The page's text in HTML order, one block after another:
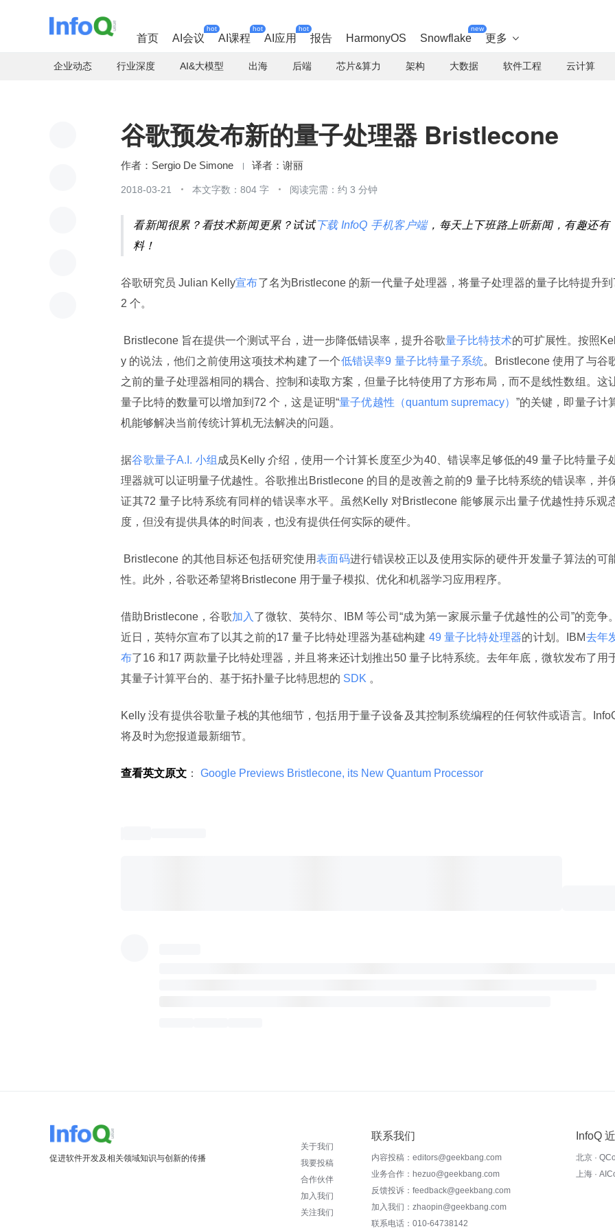
首页 AI会议
hot
AI课程
hot
AI应用
hot
报告 HarmonyOS Snowflake
new
更多 
企业动态 行业深度 AI&大模型 出海 后端 芯片&算力 架构 大数据 软件工程 云计算
谷歌预发布新的量子处理器 Bristlecone
Sergio De Simone 谢丽
2018-03-21 本文字数：804 字 阅读完需：约 3 分钟
看新闻很累？看技术新闻更累？试试下载 InfoQ 手机客户端，每天上下班路上听新闻，有趣还有
料！
谷歌研究员 Julian Kelly宣布了名为Bristlecone 的新一代量子处理器，将量子处理器的量子比特提升到
2 个。
Bristlecone 旨在提供一个测试平台，进一步降低错误率，提升谷歌量子比特技术的可扩展性。按照Kell
y 的说法，他们之前使用这项技术构建了一个低错误率9 量子比特量子系统。Bristlecone 使用了与谷
之前的量子处理器相同的耦合、控制和读取方案，但量子比特使用了方形布局，而不是线性数组。这
量子比特的数量可以增加到72 个，这是证明“量子优越性（quantum supremacy） ”的关键，即量子计
机能够解决当前传统计算机无法解决的问题。
据谷歌量子A.I. 小组 成员Kelly 介绍，使用一个计算长度至少为40、错误率足够低的49 量子比特量子
理器就可以证明量子优越性。谷歌推出Bristlecone 的目的是改善之前的9 量子比特系统的错误率，并
证其72 量子比特系统有同样的错误率水平。虽然Kelly 对Bristlecone 能够展示出量子优越性持乐观
度，但没有提供具体的时间表，也没有提供任何实际的硬件。
Bristlecone 的其他目标还包括研究使用表面码进行错误校正以及使用实际的硬件开发量子算法的可
性。此外，谷歌还希望将Bristlecone 用于量子模拟、优化和机器学习应用程序。
借助Bristlecone，谷歌加入 了微软、英特尔、IBM 等公司“成为第一家展示量子优越性的公司”的竞争。
近日，英特尔宣布了以其之前的17 量子比特处理器为基础构建 49 量子比特处理器的计划。IBM去年
布了16 和17 两款量子比特处理器，并且将来还计划推出50 量子比特系统。去年年底，微软发布了用
其量子计算平台的、基于拓扑量子比特思想的 SDK 。
Kelly 没有提供谷歌量子栈的其他细节，包括用于量子设备及其控制系统编程的任何软件或语言。
将及时为您报道最新细节。
查看英文原文 ： Google Previews Bristlecone, its New Quantum Processor
促进软件开发及相关领域知识与创新的传播
关于我们
我要投稿
合作伙伴
加入我们
关注我们
联系我们
内容投稿：editors@geekbang.com
业务合作：hezuo@geekbang.com
反馈投诉：feedback@geekbang.com
加入我们：zhaopin@geekbang.com
联系电话：010-64738142
InfoQ
北京 ·
上海 ·